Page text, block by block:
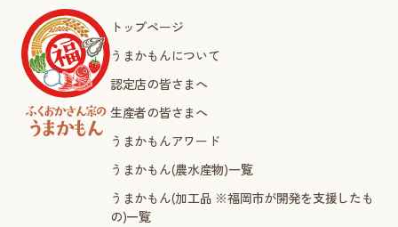
トップページ
うまかもんについて
認定店の皆さまへ
生産者の皆さまへ
うまかもんアワード
うまかもん(農水産物)一覧
うまかもん(加工品 ※福岡市が開発を支援したも
の)一覧